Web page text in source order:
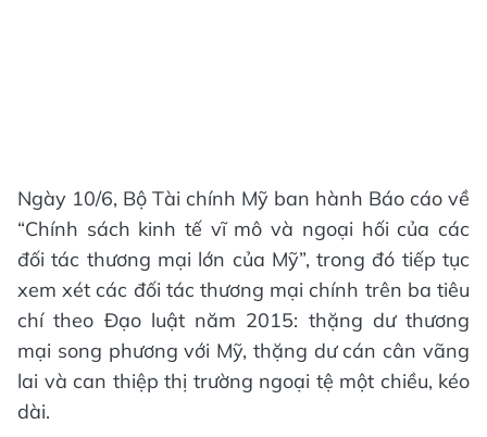
Ngày 10/6, Bộ Tài chính Mỹ ban hành Báo cáo về
“Chính sách kinh tế vĩ mô và ngoại hối của các
đối tác thương mại lớn của Mỹ”, trong đó tiếp tục
xem xét các đối tác thương mại chính trên ba tiêu
chí theo Đạo luật năm 2015: thặng dư thương
mại song phương với Mỹ, thặng dư cán cân vãng
lai và can thiệp thị trường ngoại tệ một chiều, kéo
dài.